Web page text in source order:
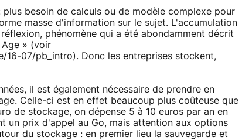
besoin de calculs ou de modèle complexe pour
masse d'information sur le sujet. L'accumulation
phénomène qui a été abondamment décrit
» (voir
07/pb_intro). Donc les entreprises stockent,
il est également nécessaire de prendre en
Celle-ci est en effet beaucoup plus coûteuse que
de stockage, on dépense 5 à 10 euros par an en
un prix d'appel au Go, mais attention aux options
du stockage : en premier lieu la sauvegarde et